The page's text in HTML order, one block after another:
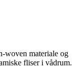
woven materiale og
fliser i vådrum.